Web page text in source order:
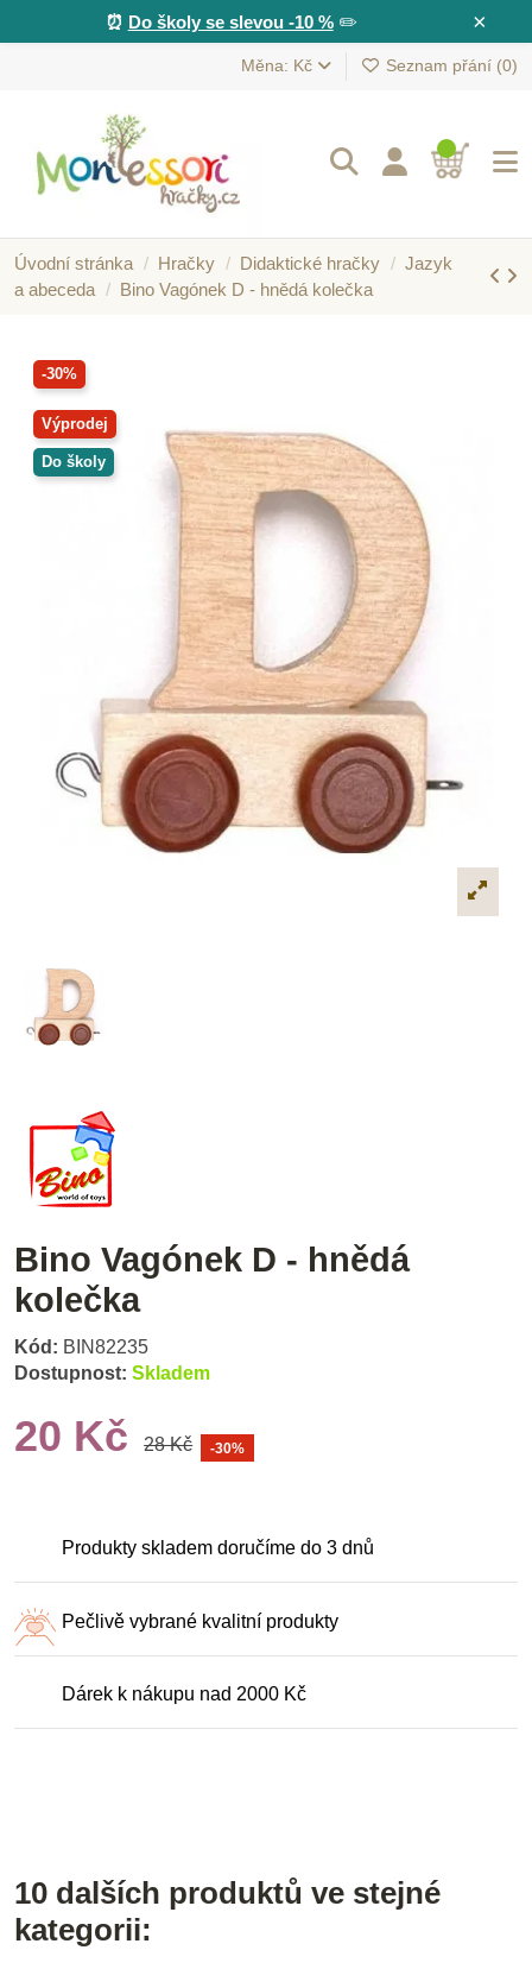
×
⏰ Do školy se slevou -10 %✏️
Měna: Kč Seznam přání (0)
Úvodní stránka Hračky Didaktické hračky
Jazyk
a abeceda
Bino Vagónek D - hnědá kolečka
-30%
Výprodej
Do školy
Bino Vagónek D - hnědá
kolečka
Kód: BIN82235
Dostupnost: Skladem
20 Kč 28 Kč -30%
Produkty skladem doručíme do 3 dnů
Pečlivě vybrané kvalitní produkty
Dárek k nákupu nad 2000 Kč
10 dalších produktů ve stejné
kategorii: